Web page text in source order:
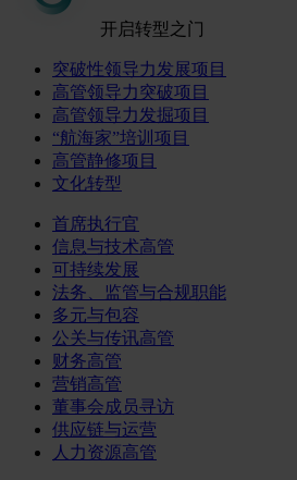
开启转型之门
突破性领导力发展项目
高管领导力突破项目
高管领导力发掘项目
“航海家”培训项目
高管静修项目
文化转型
首席执行官
信息与技术高管
可持续发展
法务、监管与合规职能
多元与包容
公关与传讯高管
财务高管
营销高管
董事会成员寻访
供应链与运营
人力资源高管